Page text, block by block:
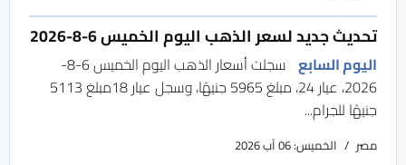
تحديث جديد لسعر الذهب اليوم الخميس 6-8-2026
اليوم السابع
سجلت أسعار الذهب اليوم الخميس 6-8-
2026، عيار 24، مبلغ 5965 جنيهًا، وسجل عيار 18مبلغ 5113
جنيهًا للجرام...
مصر الخميس: 06 آب 2026